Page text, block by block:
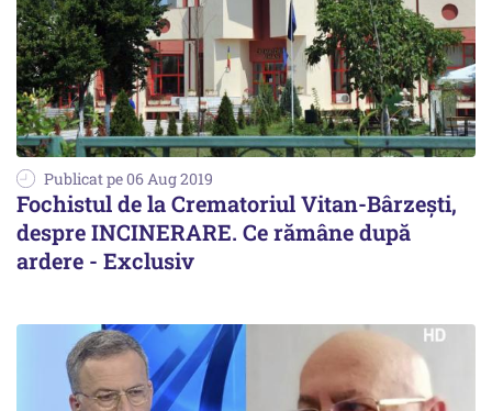
Publicat pe 06 Aug 2019
Fochistul de la Crematoriul Vitan-Bârzești,
despre INCINERARE. Ce rămâne după
ardere - Exclusiv